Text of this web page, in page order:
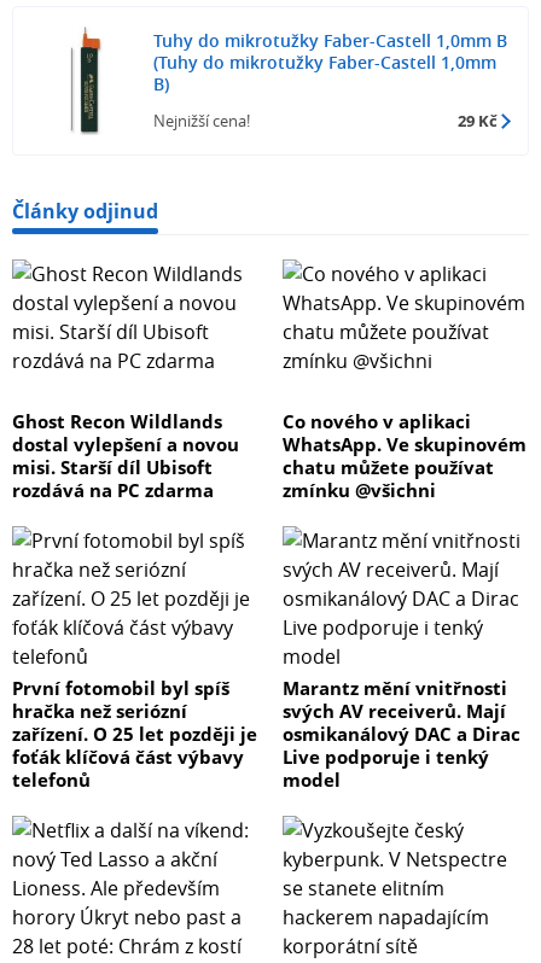
Tuhy do mikrotužky Faber-Castell 1,0mm B
(Tuhy do mikrotužky Faber-Castell 1,0mm
B)
Nejnižší cena! 29 Kč
Články odjinud
Ghost Recon Wildlands
dostal vylepšení a novou
misi. Starší díl Ubisoft
rozdává na PC zdarma
Co nového v aplikaci
WhatsApp. Ve skupinovém
chatu můžete používat
zmínku @všichni
První fotomobil byl spíš
hračka než seriózní
zařízení. O 25 let později je
foťák klíčová část výbavy
telefonů
Marantz mění vnitřnosti
svých AV receiverů. Mají
osmikanálový DAC a Dirac
Live podporuje i tenký
model